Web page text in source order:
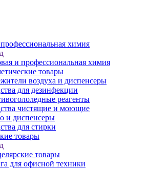
химия
и профессиональная химия
товары
воздуха и диспенсеры
для дезинфекции
реагенты
чистящие и моющие
и диспенсеры
для стирки
товары
товары
для офисной техники